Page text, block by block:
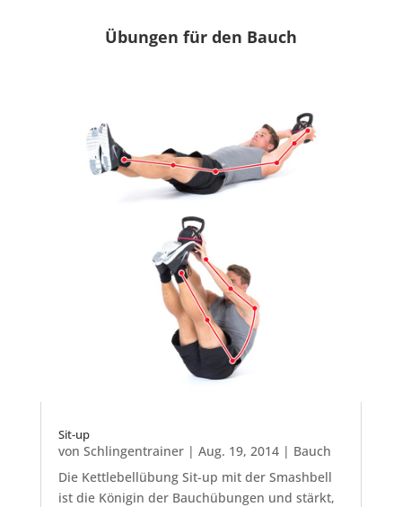
Übungen für den Bauch
Sit-up
von Schlingentrainer| Aug. 19, 2014| Bauch
Die Kettlebellübung Sit-up mit der Smashbell
ist die Königin der Bauchübungen und stärkt,